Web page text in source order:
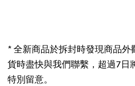
* 全新商品於拆封時發現商品外
貨時盡快與我們聯繫，超過7日
特別留意。